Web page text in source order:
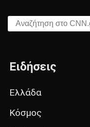
Αναζήτηση στο CNN.gr
Ειδήσεις
Ελλάδα
Κόσμος